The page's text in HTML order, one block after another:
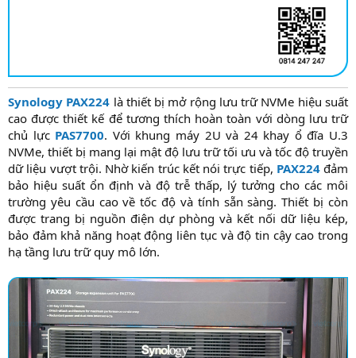
Synology PAX224 là thiết bị mở rộng lưu trữ NVMe hiệu suất
cao được thiết kế để tương thích hoàn toàn với dòng lưu trữ
chủ lực PAS7700. Với khung máy 2U và 24 khay ổ đĩa U.3
NVMe, thiết bị mang lại mật độ lưu trữ tối ưu và tốc độ truyền
dữ liệu vượt trội. Nhờ kiến trúc kết nói trực tiếp, PAX224đảm
bảo hiệu suất ổn định và độ trễ thấp, lý tưởng cho các môi
trường yêu cầu cao về tốc độ và tính sẵn sàng. Thiết bị còn
được trang bị nguồn điện dự phòng và kết nối dữ liệu kép,
bảo đảm khả năng hoạt động liên tục và độ tin cậy cao trong
hạ tầng lưu trữ quy mô lớn.​